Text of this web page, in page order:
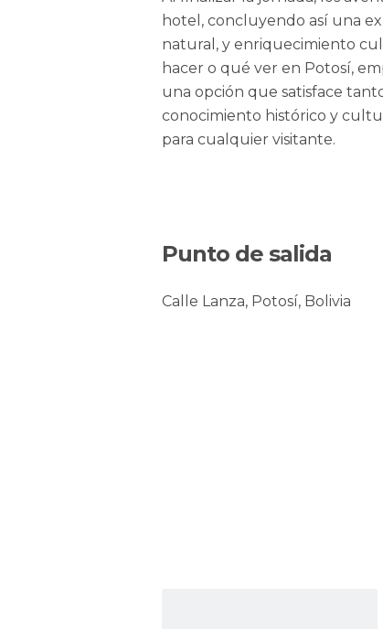
hotel, concluyendo así una
natural, y enriquecimiento
hacer o qué ver en Potosí,
una opción que satisface
conocimiento histórico y
para cualquier visitante.
Punto de salida
Calle Lanza, Potosí, Bolivia